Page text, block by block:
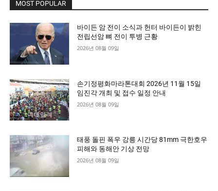
MOST POPULAR
바이든 암 전이 소식과 헌터 바이든이 밝힌
전립선암 뼈 전이 투병 근황
2026년 08월 09일
손기정평화마라톤대회 2026년 11월 15일
임진각 개최 및 접수 일정 안내
2026년 08월 09일
태풍 돌핀 폭우 강릉 시간당 81mm 극한호우
피해와 동해안 기상 전망
2026년 08월 09일